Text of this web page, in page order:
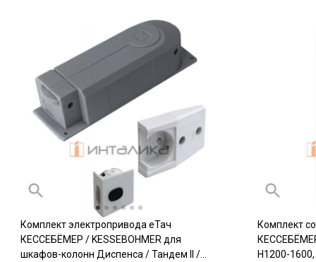
Комплект электропривода еТач
КЕССЕБЁМЕР / KESSEBOHMER для
шкафов-колонн Диспенса / Тандем II /
Комплект
H1200-1600,